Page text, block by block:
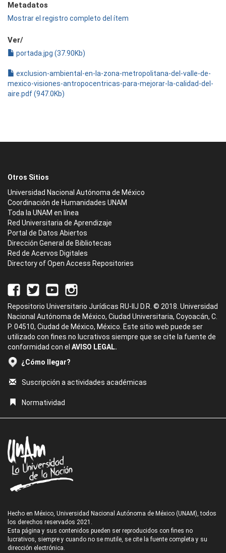
Metadatos
Mostrar el registro completo del ítem
Ver/
portada.jpg (37.90Kb)
exclusion-ambiental-en-la-zona-metropolitana-del-valle-de-
mexico-visiones-antropocentricas-para-mejorar-la-calidad-del-
aire.pdf (947.0Kb)
Otros Sitios
Universidad Nacional Autónoma de México
Coordinación de Humanidades UNAM
Toda la UNAM en línea
Red Universitaria de Aprendizaje
Portal de Datos Abiertos
Dirección General de Bibliotecas
Red de Acervos Digitales
Directory of Open Access Repositories
Repositorio Universitario Jurídicas RU-IIJ D.R. © 2018. Universidad
Nacional Autónoma de México, Ciudad Universitaria, Coyoacán, C.
P. 04510, Ciudad de México, México. Este sitio web puede ser
utilizado con fines no lucrativos siempre que se cite la fuente de
conformidad con el AVISO LEGAL.
¿Cómo llegar?
Suscripción a actividades académicas
Normatividad
Hecho en México, Universidad Nacional Autónoma de México (UNAM), todos
los derechos reservados 2021.
Esta página y sus contenidos pueden ser reproducidos con fines no
lucrativos, siempre y cuando no se mutile, se cite la fuente completa y su
dirección electrónica.